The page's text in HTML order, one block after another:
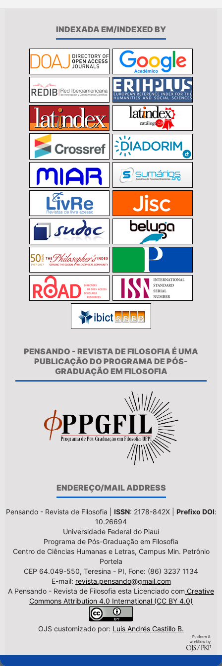
INDEXADA EM/INDEXED BY
PENSANDO - REVISTA DE FILOSOFIA É UMA
PUBLICAÇÃO DO PROGRAMA DE PÓS-
GRADUAÇÃO EM FILOSOFIA
ENDEREÇO/MAIL ADDRESS
Pensando - Revista de Filosofia | ISSN: 2178-842X | Prefixo DOI:
10.26694
Universidade Federal do Piauí
Programa de Pós-Graduação em Filosofia
Centro de Ciências Humanas e Letras, Campus Min. Petrônio
Portela
CEP 64.049-550, Teresina - PI, Fone: (86) 3237 1134
E-mail: revista.pensando@gmail.com
A Pensando - Revista de Filosofia esta Licenciado com Creative
Commons Attribution 4.0 International (CC BY 4.0)
OJS customizado por: Luis Andrés Castillo B.